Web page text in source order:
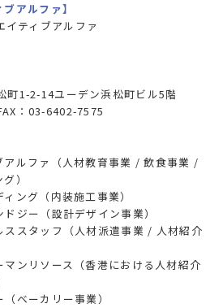
アルファ】
ティブアルファ
1-2-14ユーデン浜松町ビル5階
：03-6402-7575
アルファ（人材教育事業 / 飲食事業 /
）
ング（内装施工事業）
ジー（設計デザイン事業）
ススタッフ（人材派遣事業 / 人材紹介
ンリソース（香港における人材紹介
ベーカリー事業）